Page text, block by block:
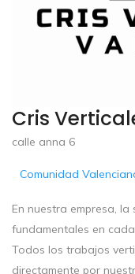
Cris
calle anna 6
Comunidad
En nuestra empresa,
fundamentales en
Todos los trabajos
directamente por